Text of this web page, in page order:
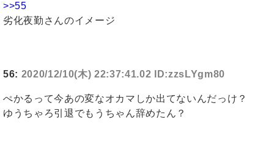
>>55
劣化夜勤さんのイメージ
56: 2020/12/10(木) 22:37:41.02 ID:zzsLYgm80
ぺかるって今あの変なオカマしか出てないんだっけ？
ゆうちゃろ引退でもうちゃん辞めたん？